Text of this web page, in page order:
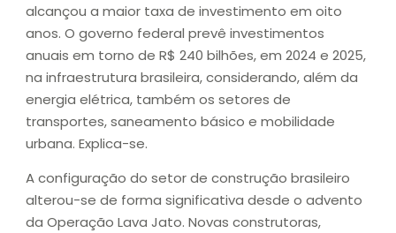
alcançou a maior taxa de investimento em oito
anos. O governo federal prevê investimentos
anuais em torno de R$ 240 bilhões, em 2024 e 2025,
na infraestrutura brasileira, considerando, além da
energia elétrica, também os setores de
transportes, saneamento básico e mobilidade
urbana. Explica-se.
A configuração do setor de construção brasileiro
alterou-se de forma significativa desde o advento
da Operação Lava Jato. Novas construtoras,